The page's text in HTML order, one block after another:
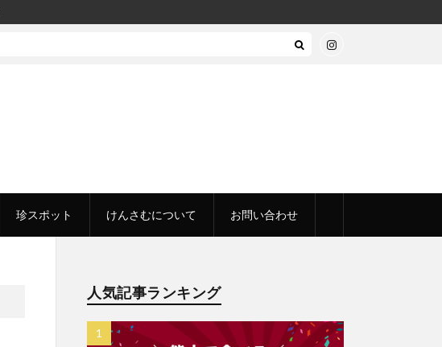
珍スポット けんさむについて お問い合わせ
人気記事ランキング